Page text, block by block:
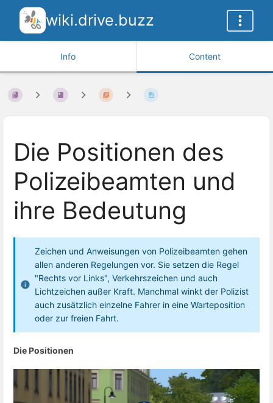
wiki.drive.buzz
Info Content
Die Positionen des
Polizeibeamten und
ihre Bedeutung
Zeichen und Anweisungen von Polizeibeamten gehen
allen anderen Regelungen vor. Sie setzen die Regel
"Rechts vor Links", Verkehrszeichen und auch
Lichtzeichen außer Kraft. Manchmal winkt der Polizist
auch zusätzlich einzelne Fahrer in eine Warteposition
oder zur freien Fahrt.
Die Positionen